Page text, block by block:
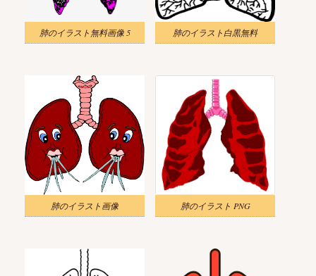
肺のイラスト無料画像 5 肺のイラスト白黒無料
肺のイラスト画像 肺のイラスト PNG